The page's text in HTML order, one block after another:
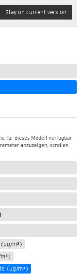
Stay on current version
für dieses Modell verfügbar
anzuzeigen, scrollen
(µg/m³)
(µg/m³)